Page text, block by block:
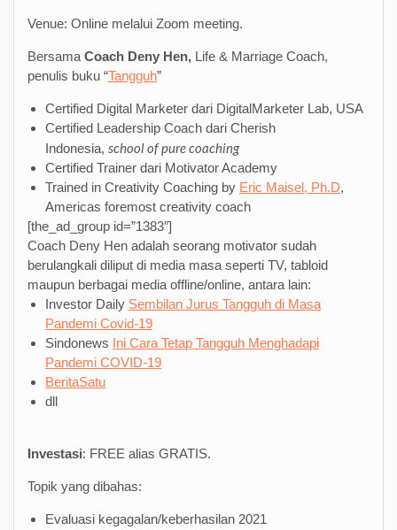
Venue: Online melalui Zoom meeting.
Bersama Coach Deny Hen, Life & Marriage Coach,
penulis buku “Tangguh”
Certified Digital Marketer dari DigitalMarketer Lab, USA
Certified Leadership Coach dari Cherish
Indonesia, school of pure coaching
Certified Trainer dari Motivator Academy
Trained in Creativity Coaching by Eric Maisel, Ph.D,
Americas foremost creativity coach
[the_ad_group id=”1383″]
Coach Deny Hen adalah seorang motivator sudah
berulangkali diliput di media masa seperti TV, tabloid
maupun berbagai media offline/online, antara lain:
Investor Daily Sembilan Jurus Tangguh di Masa
Pandemi Covid-19
Sindonews Ini Cara Tetap Tangguh Menghadapi
Pandemi COVID-19
BeritaSatu
dll
Investasi: FREE alias GRATIS.
Topik yang dibahas:
Evaluasi kegagalan/keberhasilan 2021